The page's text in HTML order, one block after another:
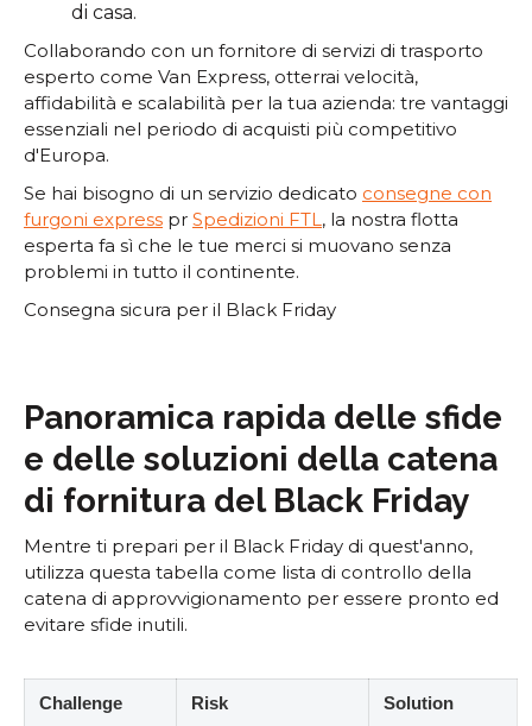
di casa.
Collaborando con un fornitore di servizi di trasporto
esperto come Van Express, otterrai velocità,
affidabilità e scalabilità per la tua azienda: tre vantaggi
essenziali nel periodo di acquisti più competitivo
d'Europa.
Se hai bisogno di un servizio dedicato consegne con
furgoni express pr Spedizioni FTL, la nostra flotta
esperta fa sì che le tue merci si muovano senza
problemi in tutto il continente.
Consegna sicura per il Black Friday
Panoramica rapida delle sfide
e delle soluzioni della catena
di fornitura del Black Friday
Mentre ti prepari per il Black Friday di quest'anno,
utilizza questa tabella come lista di controllo della
catena di approvvigionamento per essere pronto ed
evitare sfide inutili.
Challenge Risk Solution